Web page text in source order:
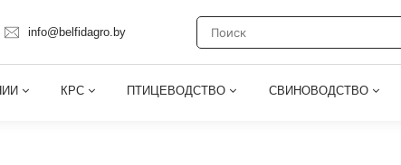
info@belfidagro.by
КРС ПТИЦЕВОДСТВО СВИНОВОДСТВО